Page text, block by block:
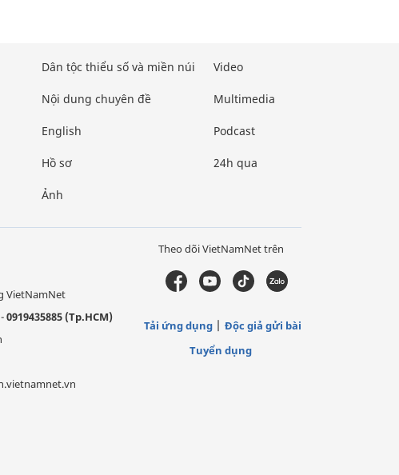
Dân tộc thiểu số và miền núi
Nội dung chuyên đề
English
Hồ sơ
Ảnh
Video
Multimedia
Podcast
24h qua
VietNamNet
-0919435885 (Tp.HCM)
Theo dõi VietNamNet trên
Tải ứng dụng
Độc giả gửi bài
Tuyển dụng